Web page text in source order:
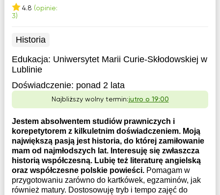
4.8 (opinie:
3)
Historia
Edukacja: Uniwersytet Marii Curie-Skłodowskiej w
Lublinie
Doświadczenie: ponad 2 lata
Najbliższy wolny termin:jutro o 19:00
Jestem absolwentem studiów prawniczych i
korepetytorem z kilkuletnim doświadczeniem. Moją
największą pasją jest historia, do której zamiłowanie
mam od najmłodszych lat. Interesuję się zwłaszcza
historią współczesną. Lubię też literaturę angielską
oraz współczesne polskie powieści. Pomagam w
przygotowaniu zarówno do kartkówek, egzaminów, jak
również matury. Dostosowuję tryb i tempo zajęć do